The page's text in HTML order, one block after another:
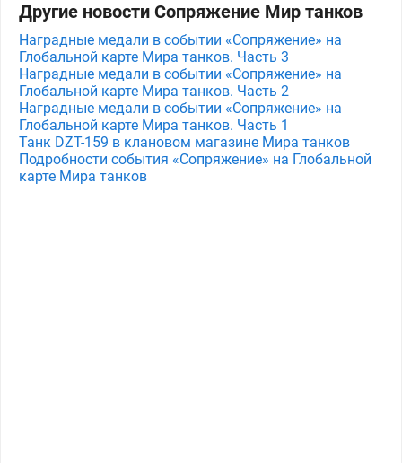
Другие новости Сопряжение Мир танков
Наградные медали в событии «Сопряжение» на
Глобальной карте Мира танков. Часть 3
Наградные медали в событии «Сопряжение» на
Глобальной карте Мира танков. Часть 2
Наградные медали в событии «Сопряжение» на
Глобальной карте Мира танков. Часть 1
Танк DZT-159 в клановом магазине Мира танков
Подробности события «Сопряжение» на Глобальной
карте Мира танков